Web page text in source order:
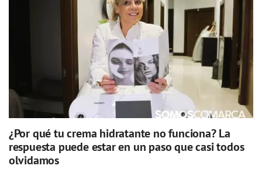
¿Por qué tu crema hidratante no funciona? La
respuesta puede estar en un paso que casi todos
olvidamos